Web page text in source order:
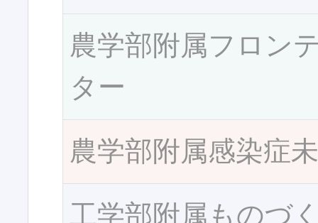
農学部附属フロン
ター
農学部附属感染症
工学部附属ものづ